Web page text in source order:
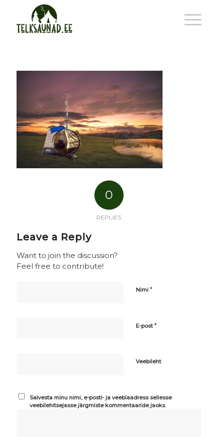
0
REPLIES
Leave a Reply
Want to join the discussion?
Feel free to contribute!
Nimi *
E-post *
Veebileht
Salvesta minu nimi, e-posti- ja veebiaadress sellesse
veebilehitsejasse järgmiste kommentaaride jaoks.